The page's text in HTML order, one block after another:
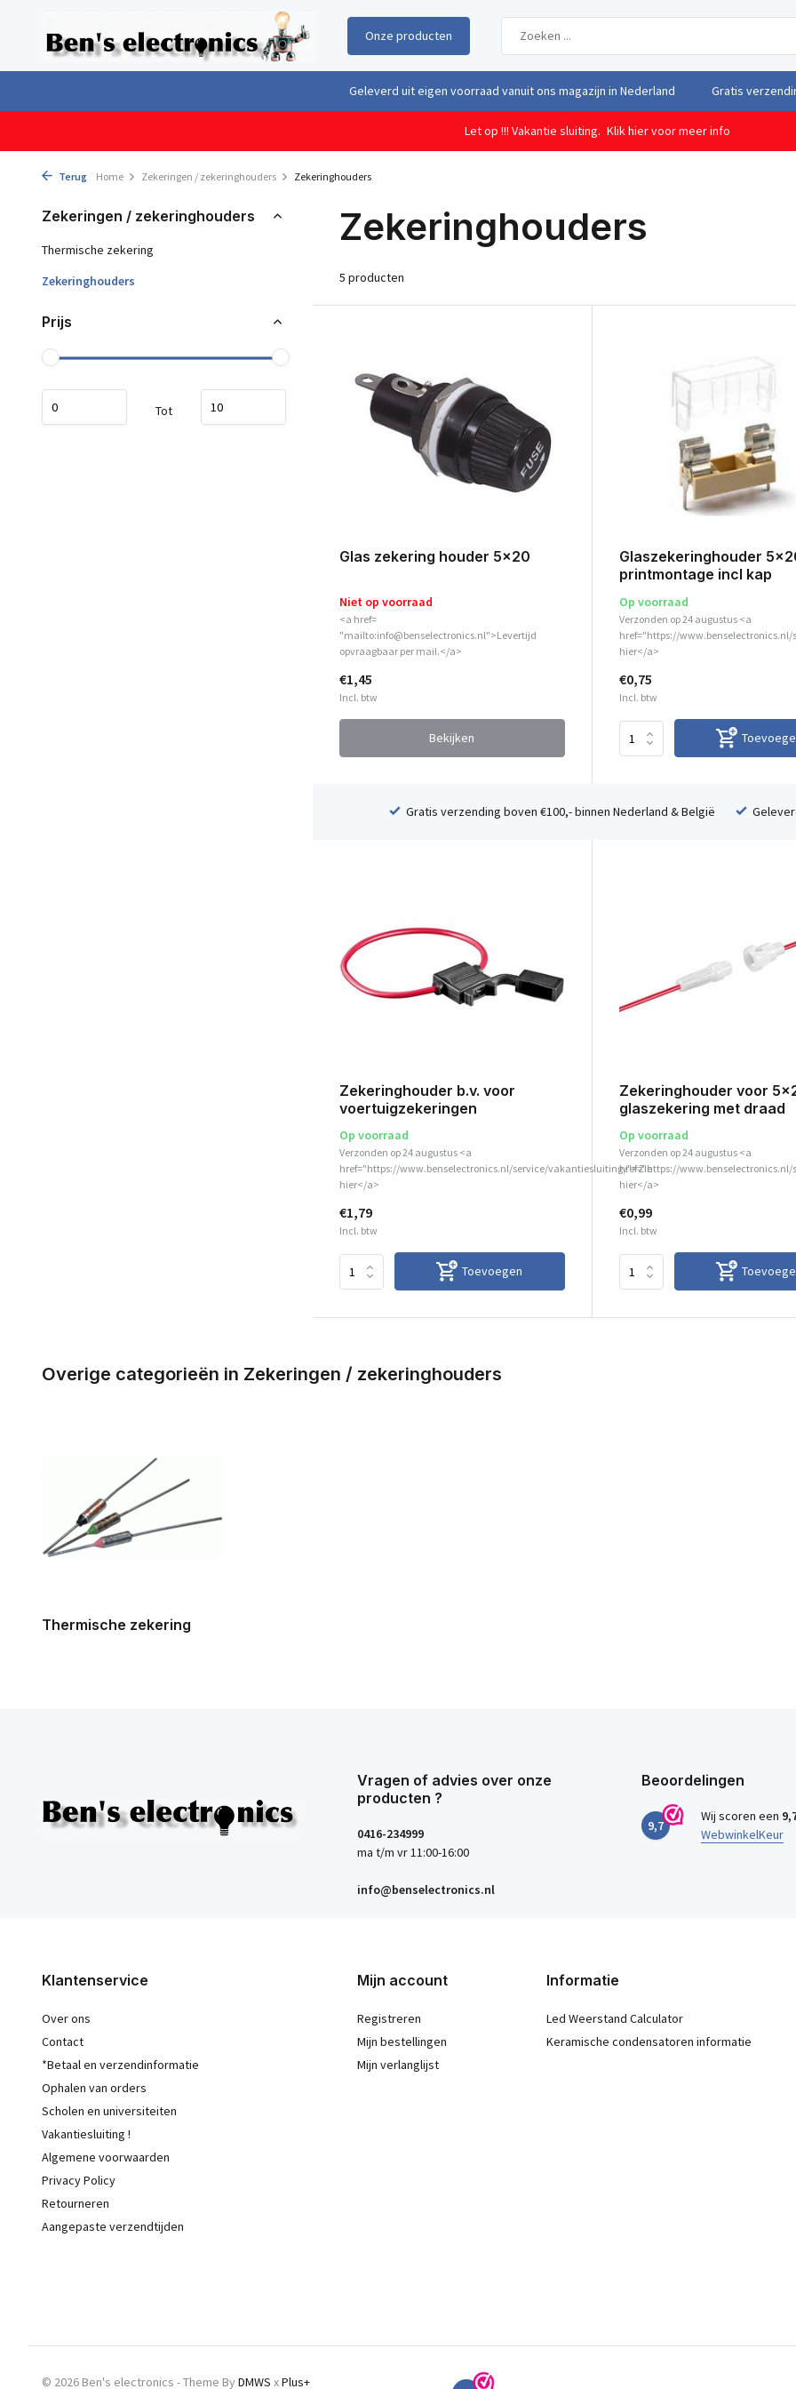
Onze producten
Geleverd uit eigen voorraad vanuit ons magazijn in Nederland Gratis
Let op !!! Vakantie sluiting. Klik hier voor meer info
Terug Home Zekeringen / zekeringhouders Zekeringhouders
Zekeringen / zekeringhouders
Thermische zekering
Zekeringhouders
Prijs
Tot
Zekeringhouders
5 producten
Glas zekering houder 5x20
Niet op voorraad
<a href=
"mailto:info@benselectronics.nl">Levertijd
opvraagbaar per mail.</a>
€1,45
Incl. btw
Bekijken
Glaszekeringhouder
printmontage incl kap
Op voorraad
Verzonden op 24 augustus <a
href="https://
hier</a>
€0,75
Incl. btw
Gratis verzending boven €100,- binnen Nederland & België
Zekeringhouder b.v. voor
voertuigzekeringen
Op voorraad
Verzonden op 24 augustus <a
href="https://www.benselectronics.nl/service/vakantiesluiting/">Zie
hier</a>
€1,79
Incl. btw
Toevoegen
Zekeringhouder voor
glaszekering met draad
Op voorraad
Verzonden op 24 augustus <a
href="https://
hier</a>
€0,99
Incl. btw
Overige categorieën in Zekeringen / zekeringhouders
Thermische zekering
Vragen of advies over onze
producten ?
0416-234999
ma t/m vr 11:00-16:00
info@benselectronics.nl
Beoordelingen
9,7
Wij scoren een
WebwinkelKeur
Klantenservice
Over ons
Contact
*Betaal en verzendinformatie
Ophalen van orders
Scholen en universiteiten
Vakantiesluiting !
Algemene voorwaarden
Privacy Policy
Retourneren
Aangepaste verzendtijden
Mijn account
Registreren
Mijn bestellingen
Mijn verlanglijst
Informatie
Led Weerstand Calculator
Keramische condensatoren informatie
© 2026 Ben's electronics - Theme ByDMWS xPlus+